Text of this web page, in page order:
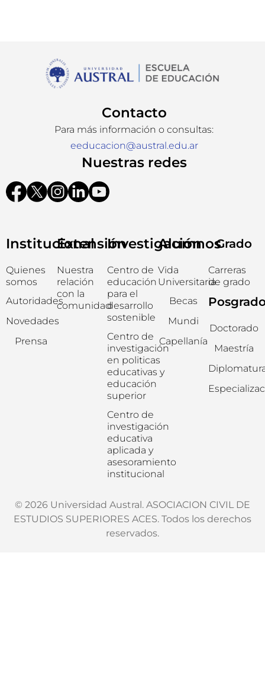
Contacto
Para más información o consultas:
eeducacion@austral.edu.ar
Nuestras redes
Institucional
Quienes
somos
Autoridades
Novedades
Prensa
Extensión
Nuestra
relación
con la
comunidad
Investigación
Centro de
educación
para el
desarrollo
sostenible
Centro de
investigación
en politicas
educativas y
educación
superior
Centro de
investigación
educativa
aplicada y
asesoramiento
institucional
Alumnos
Vida
Universitaria
Becas
Mundi
Capellanía
Grado
Carreras
de grado
Doctorado
Maestría
© 2026 Universidad Austral. ASOCIACION CIVIL DE
ESTUDIOS SUPERIORES ACES. Todos los derechos
reservados.